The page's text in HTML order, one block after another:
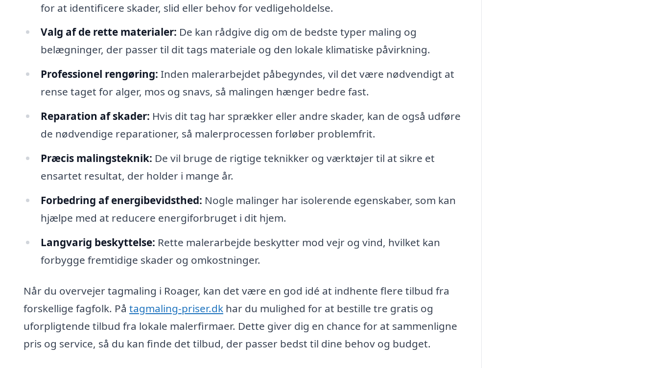
for at identificere skader, slid eller behov for vedligeholdelse.
Valg af de rette materialer: De kan rådgive dig om de bedste typer maling og
belægninger, der passer til dit tags materiale og den lokale klimatiske påvirkning.
Professionel rengøring: Inden malerarbejdet påbegyndes, vil det være nødvendigt at
rense taget for alger, mos og snavs, så malingen hænger bedre fast.
Reparation af skader: Hvis dit tag har sprækker eller andre skader, kan de også udføre
de nødvendige reparationer, så malerprocessen forløber problemfrit.
Præcis malingsteknik: De vil bruge de rigtige teknikker og værktøjer til at sikre et
ensartet resultat, der holder i mange år.
Forbedring af energibevidsthed: Nogle malinger har isolerende egenskaber, som kan
hjælpe med at reducere energiforbruget i dit hjem.
Langvarig beskyttelse: Rette malerarbejde beskytter mod vejr og vind, hvilket kan
forbygge fremtidige skader og omkostninger.
Når du overvejer tagmaling i Roager, kan det være en god idé at indhente flere tilbud fra
forskellige fagfolk. På tagmaling-priser.dk har du mulighed for at bestille tre gratis og
uforpligtende tilbud fra lokale malerfirmaer. Dette giver dig en chance for at sammenligne
pris og service, så du kan finde det tilbud, der passer bedst til dine behov og budget.